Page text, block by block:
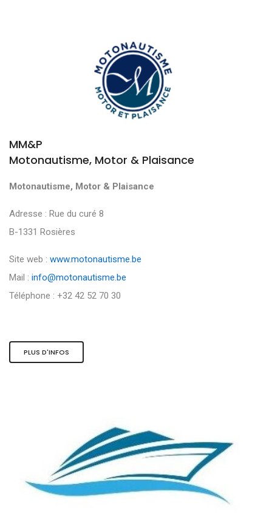
MM&P
Motonautisme, Motor & Plaisance
Motonautisme, Motor & Plaisance
Adresse : Rue du curé 8
B-1331 Rosières
Site web : www.motonautisme.be
Mail : info@motonautisme.be
Téléphone : +32 42 52 70 30
PLUS D'INFOS